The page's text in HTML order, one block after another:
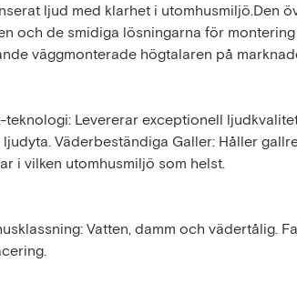
ljud med klarhet i utomhusmiljö.Den
och de smidiga lösningarna för
väggmonterade högtalaren på
teknologi: Levererar exceptionell
Väderbeständiga Galler: Håller
i vilken utomhusmiljö som helst.
Vatten, damm och vädertålig.